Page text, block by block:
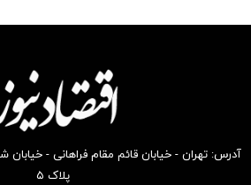
آدرس: تهران - خیابان قائم مقام فراهانی -
پلاک ۵